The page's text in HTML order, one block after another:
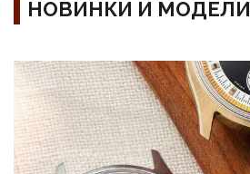
НОВИНКИ И МОДЕЛИ
Материалы